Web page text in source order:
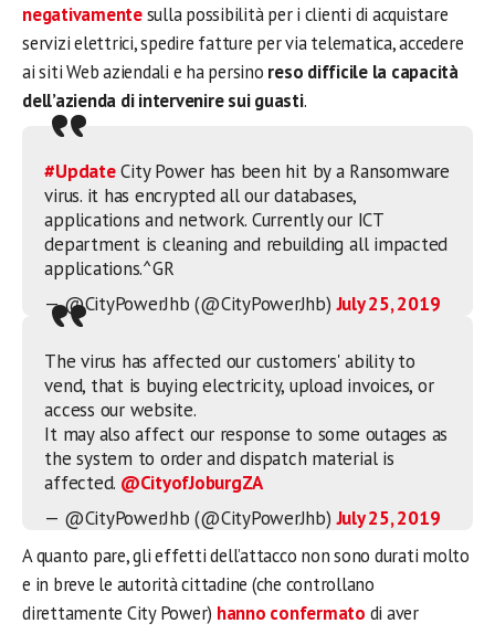
negativamentesulla possibilità per i clienti di acquistare
servizi elettrici, spedire fatture per via telematica, accedere
ai siti Web aziendali e ha persino reso difficile la capacità
dell’azienda di intervenire sui guasti.
#UpdateCity Power has been hit by a Ransomware
virus. it has encrypted all our databases,
applications and network. Currently our ICT
department is cleaning and rebuilding all impacted
applications.^GR
— @CityPowerJhb (@CityPowerJhb)July 25, 2019
The virus has affected our customers' ability to
vend, that is buying electricity, upload invoices, or
access our website.
It may also affect our response to some outages as
the system to order and dispatch material is
affected. @CityofJoburgZA
— @CityPowerJhb (@CityPowerJhb)July 25, 2019
A quanto pare, gli effetti dell’attacco non sono durati molto
e in breve le autorità cittadine (che controllano
direttamente City Power) hanno confermato di aver